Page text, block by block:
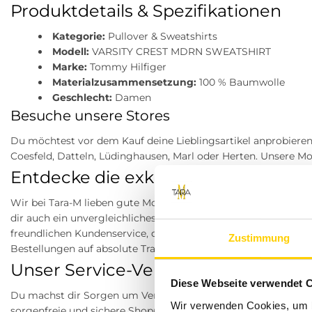
Zustimmung
Diese Webseite verwendet
Wir verwenden Cookies,
Produktdetails & Spezifikationen
Kategorie: Pullover & Sweatshirts
Modell: VARSITY CREST MDRN SWEATSHIRT
Marke: Tommy Hilfiger
Materialzusammensetzung: 100 % Baumwolle
Geschlecht: Damen
Besuche unsere Stores
Du möchtest vor dem Kauf deine Lieblingsartikel
Coesfeld, Datteln, Lüdinghausen, Marl oder Herten. Unsere
Entdecke die exklusive Shopping-
Wir bei Tara-M lieben gute Mode genauso sehr wie du!
dir auch ein unvergleichliches und einfaches
freundlichen Kundenservice, der dich als Mensch in den
Bestellungen auf absolute Transparenz, einen schnellen
Unser Service-Versprechen exklusiv
Du machst dir Sorgen um Versandkosten oder bist dir